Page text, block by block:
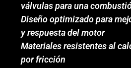
válvulas para una
Diseño optimizado para
y respuesta del motor
Materiales resistentes al
por fricción